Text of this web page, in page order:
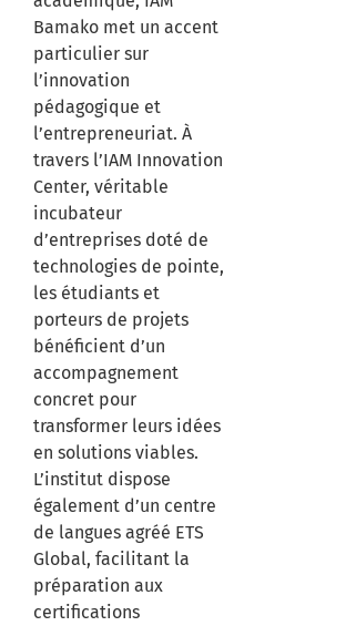
Bamako met un accent
particulier sur
l’innovation
pédagogique et
l’entrepreneuriat. À
travers l’IAM Innovation
Center, véritable
incubateur
d’entreprises doté de
technologies de pointe,
les étudiants et
porteurs de projets
bénéficient d’un
accompagnement
concret pour
transformer leurs idées
en solutions viables.
L’institut dispose
également d’un centre
de langues agréé ETS
Global, facilitant la
préparation aux
certifications